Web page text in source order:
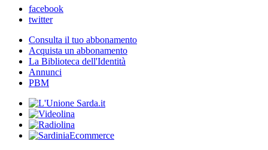
facebook
twitter
Consulta il tuo abbonamento
Acquista un abbonamento
La Biblioteca dell'Identità
Annunci
PBM